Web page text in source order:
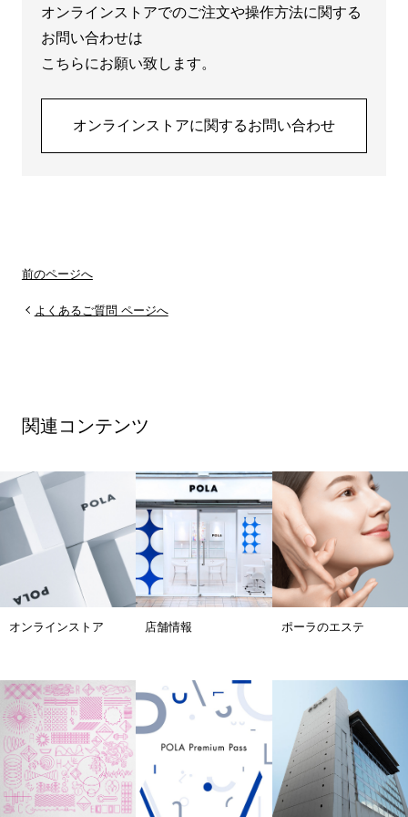
オンラインストアでのご注文や操作方法に関する
お問い合わせは
こちらにお願い致します。
オンラインストアに関するお問い合わせ
前のページへ
よくあるご質問 ページへ
関連コンテンツ
オンラインストア 店舗情報 ポーラのエステ